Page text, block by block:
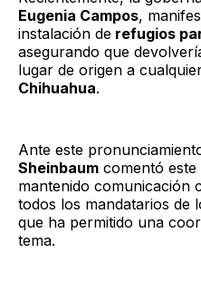
Eugenia Campos,
instalación de refugios
asegurando que
lugar de origen a
Chihuahua.
Ante este
Sheinbaum comentó
mantenido comunicación
todos los mandatarios de
que ha permitido una
tema.